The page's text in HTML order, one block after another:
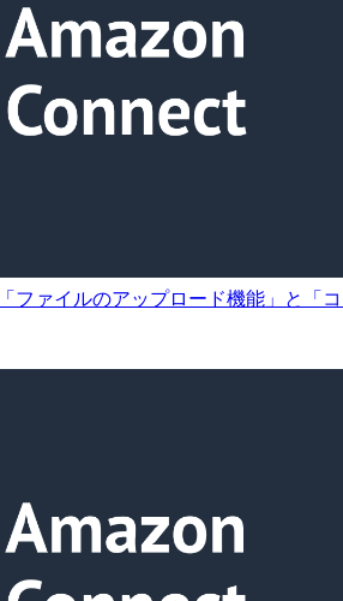
ファイルのアップロード機能」と「